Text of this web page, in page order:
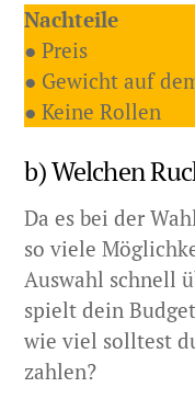
Nachteile
● Preis
● Gewicht auf
● Keine Rollen
b) Welchen
Da es bei der
so viele
Auswahl schnell
spielt dein
wie viel solltest
zahlen?